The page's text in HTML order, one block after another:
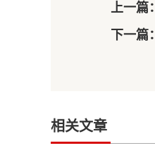
上一篇：
下一篇：
相关文章